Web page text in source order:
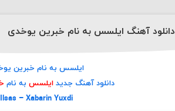
دانلود آهنگ ایلسس به نام خبرین یوخدی
ایلسس به نام خبرین
دانلود آهنگ جدیدایلسسبه نام
Ilsas – Xabarin Yuxdi